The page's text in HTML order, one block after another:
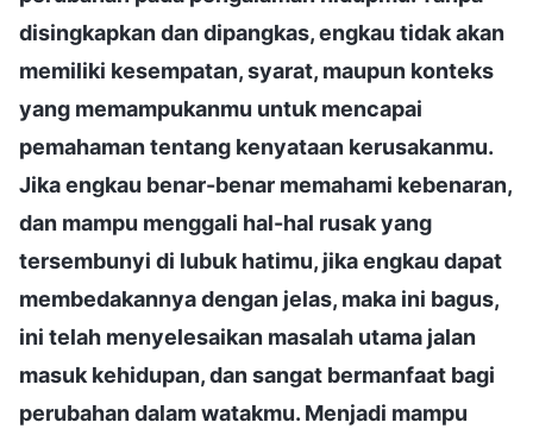
disingkapkan dan dipangkas, engkau tidak akan
memiliki kesempatan, syarat, maupun konteks
yang memampukanmu untuk mencapai
pemahaman tentang kenyataan kerusakanmu.
Jika engkau benar-benar memahami kebenaran,
dan mampu menggali hal-hal rusak yang
tersembunyi di lubuk hatimu, jika engkau dapat
membedakannya dengan jelas, maka ini bagus,
ini telah menyelesaikan masalah utama jalan
masuk kehidupan, dan sangat bermanfaat bagi
perubahan dalam watakmu. Menjadi mampu